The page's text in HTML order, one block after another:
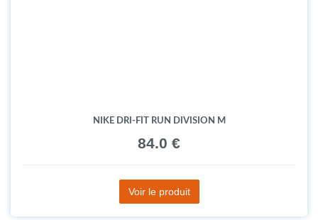
NIKE DRI-FIT RUN DIVISION M
84.0 €
Voir le produit